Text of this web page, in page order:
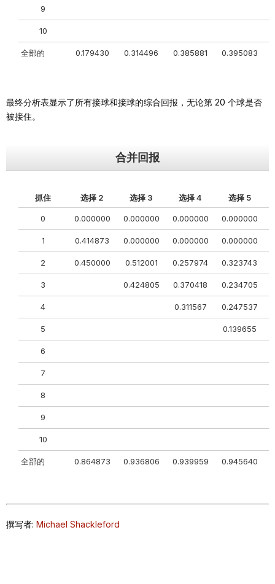
9
10
全部的 0.179430 0.314496 0.385881 0.395083
最终分析表显示了所有接球和接球的综合回报，无论第 20 个球是否
被接住。
合并回报
抓住 选择 2 选择 3 选择 4 选择 5
0 0.000000 0.000000 0.000000 0.000000
1 0.414873 0.000000 0.000000 0.000000
2 0.450000 0.512001 0.257974 0.323743
3 0.424805 0.370418 0.234705
4 0.311567 0.247537
5 0.139655
6
7
8
9
10
全部的 0.864873 0.936806 0.939959 0.945640
撰写者: Michael Shackleford